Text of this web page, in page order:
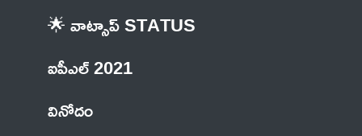
🌟 వాట్సాప్ STATUS
ఐపీఎల్ 2021
వినోదం